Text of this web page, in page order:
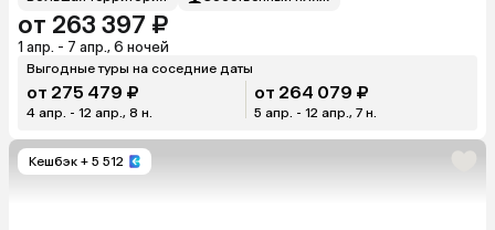
от 263 397 ₽
1 апр. - 7 апр., 6 ночей
Выгодные туры на соседние даты
от 275 479 ₽
4 апр. - 12 апр., 8 н.
от 264 079 ₽
5 апр. - 12 апр., 7 н.
Кешбэк + 5 512